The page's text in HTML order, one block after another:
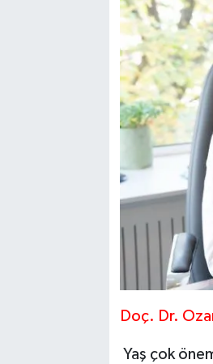
Doç. Dr.
Yaş çok